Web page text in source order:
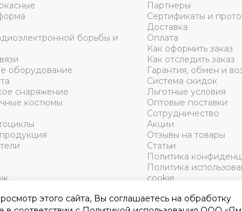
борьбы и
оборудование
снаряжение
костюмы
Партнеры
Сертификаты и
Доставка
Оплата
Как оформить заказ
Как отследить заказ
Гарантия, обмен и
Система скидок
Льготные условия
Оптовые поставки
Сотрудничество
Акции
Отзывы на товары
Статьи
Политика
Политика
cookie
этого сайта, Вы соглашаетесь на обработку